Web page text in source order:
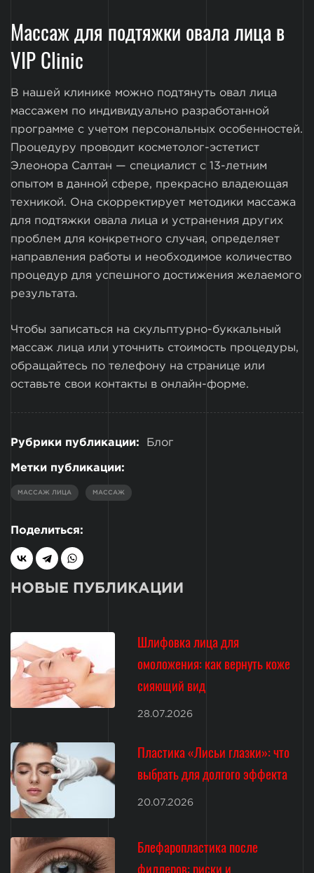
Массаж для подтяжки овала лица в
VIP Clinic
В нашей клинике можно подтянуть овал лица
массажем по индивидуально разработанной
программе с учетом персональных особенностей.
Процедуру проводит косметолог-эстетист
Элеонора Салтан — специалист с 13-летним
опытом в данной сфере, прекрасно владеющая
техникой. Она скорректирует методики массажа
для подтяжки овала лица и устранения других
проблем для конкретного случая, определяет
направления работы и необходимое количество
процедур для успешного достижения желаемого
результата.
Чтобы записаться на скульптурно-буккальный
массаж лица или уточнить стоимость процедуры,
обращайтесь по телефону на странице или
оставьте свои контакты в онлайн-форме.
Рубрики публикации: Блог
Метки публикации:
МАССАЖ ЛИЦА МАССАЖ
Поделиться:
НОВЫЕ ПУБЛИКАЦИИ
Шлифовка лица для
омоложения: как вернуть коже
сияющий вид
28.07.2026
Пластика «Лисьи глазки»: что
выбрать для долгого эффекта
20.07.2026
Блефаропластика после
филлеров: риски и